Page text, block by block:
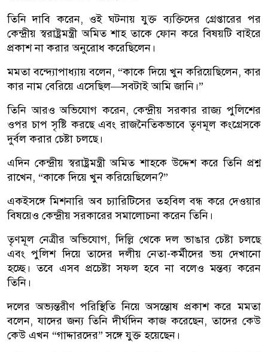
তিনি দাবি করেন, ওই ঘটনায় যুক্ত ব্যক্তিদের গ্রেপ্তারের পর
কেন্দ্রীয় স্বরাষ্ট্রমন্ত্রী অমিত শাহ তাকে ফোন করে বিষয়টি বাইরে
প্রকাশ না করার অনুরোধ করেছিলেন।
মমতা বন্দ্যোপাধ্যায় বলেন, “কাকে দিয়ে খুন করিয়েছিলেন, কার
কার নাম বেরিয়ে এসেছিল—সবটাই আমি জানি।”
তিনি আরও অভিযোগ করেন, কেন্দ্রীয় সরকার রাজ্য পুলিশের
ওপর চাপ সৃষ্টি করছে এবং রাজনৈতিকভাবে তৃণমূল কংগ্রেসকে
দুর্বল করার চেষ্টা চলছে।
এদিন কেন্দ্রীয় স্বরাষ্ট্রমন্ত্রী অমিত শাহকে উদ্দেশ করে তিনি প্রশ্ন
রাখেন, “কাকে দিয়ে খুন করিয়েছিলেন?”
একইসঙ্গে মিশনারি অব চ্যারিটিসের তহবিল বন্ধ করে দেওয়ার
বিষয়েও কেন্দ্রীয় সরকারের সমালোচনা করেন তিনি।
তৃণমূল নেত্রীর অভিযোগ, দিল্লি থেকে দল ভাঙার চেষ্টা চলছে
এবং পুলিশ দিয়ে তাদের দলীয় নেতা-কর্মীদের ভয় দেখানো
হচ্ছে। তবে এসব প্রচেষ্টা সফল হবে না বলেও মন্তব্য করেন
তিনি।
দলের অভ্যন্তরীণ পরিস্থিতি নিয়ে অসন্তোষ প্রকাশ করে মমতা
বলেন, যাদের জন্য তিনি দীর্ঘদিন কাজ করেছেন, তাদের কেউ
কেউ এখন “গাদ্দারদের” সঙ্গে যুক্ত হয়েছেন।